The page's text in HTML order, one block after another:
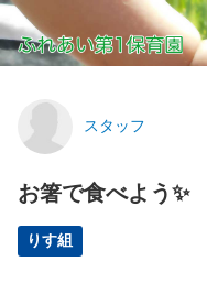
スタッフ
お箸で食べよう✨
りす組